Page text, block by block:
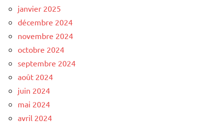
janvier 2025
décembre 2024
novembre 2024
octobre 2024
septembre 2024
août 2024
juin 2024
mai 2024
avril 2024